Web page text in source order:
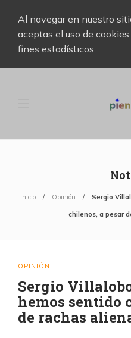
Al navegar en nuestro
aceptas el uso de
fines estadísticos.
Inicio Opinión Sergio
chilenos, a pesar
OPINIÓN
Sergio
hemos sentido
de rachas